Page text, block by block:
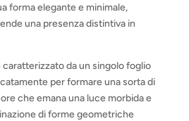
forma elegante e minimale,
una presenza distintiva in
caratterizzato da un singolo foglio
per formare una sorta di
che emana una luce morbida e
di forme geometriche